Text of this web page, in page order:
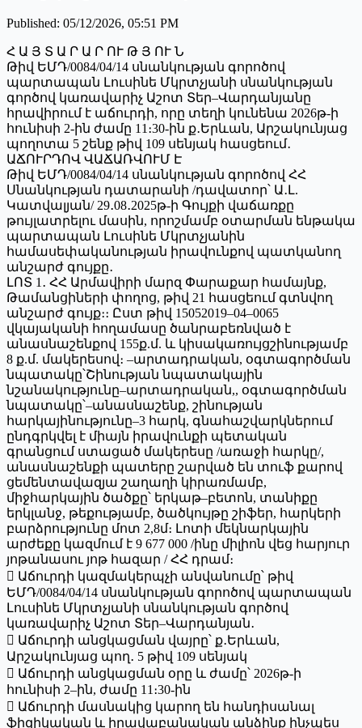
Published: 05/12/2026, 05:51 PM
Հ Ա Յ Տ Ա Ր Ա Ր ՈՒ Թ Յ ՈՒ Ն
Թիվ ԵՄԴ/0084/04/14 սնանկության գորոծով
պարտապան Լուսինե Մկրտչյանի սնանկության
գործով կառավարիչ Աշոտ Տեր–Վարդանյանը
հրավիրում է աճուրդի, որը տեղի կունենա 2026թ-ի
հունիսի 2-ին ժամը 11։30-ին ք․Երևան, Արշակունյաց
պողոտա 5 շենք թիվ 109 սենյակ հասցեում․
ԱՃՈՒՐԴՈՎ ՎԱՃԱՌՎՈՒՄ Է
Թիվ ԵՄԴ/0084/04/14 սնանկության գորոծով ՀՀ
Սնանկության դատարանի /դավատոր՝ Ա․Լ.
Կատվալյան/ 29․08․2025թ-ի Գույքի վաճառքը
թույլատրելու մասին, որոշմամբ օտարման ենթակա
պարտապան Լուսինե Մկրտչյանին
համասեփականության իրավունքով պատկանող
անշարժ գույքը․
ԼՈՏ 1․ ՀՀ Արմավիրի մարզ Փարաքար համայնք,
Թամանցիների փողոց, թիվ 21 հասցեում գտնվող
անշարժ գույք։։ Ըստ թիվ 15052019–04–0065
վկայականի հողամասը ծանրաբեռնված է
անասնաշենքով 155ք.մ. և կիսակառույցշինությամբ
8 ք.մ. մակերեսով։ –արտադրական, օգտագործման
նպատակը՝Շինության նպատակային
նշանակությունը–արտադրական,, օգտագործման
նպատակը՝–անասնաշենք, շինության
հարկայինությունը–3 հարկ, գնահաշվարկներում
ընդգրկվել է միայն իրավունքի պետական
գրանցում ստացած մակերեսը /առաջի հարկը/,
անասնաշենքի պատերը շարված են տուֆ քարով
ցեմենտավազյա շաղաղի կիրառմամբ,
միջհարկային ծածքը՝ երկաթ–բետոն, տանիքը
երկլանջ, թեքությամբ, ծածկույթը շիֆեր, հարկերի
բարձրությունը մոտ 2,8մ։ Լոտի մեկնարկային
արժեքը կազմում է 9 677 000 /ինը միլիոն վեց հարյուր
յոթանասու յոթ հազար / ՀՀ դրամ։
 Աճուրդի կազմակերպչի անվանումը՝ թիվ
ԵՄԴ/0084/04/14 սնանկության գորոծով պարտապան
Լուսինե Մկրտչյանի սնանկության գործով
կառավարիչ Աշոտ Տեր–Վարդանյան․
 Աճուրդի անցկացման վայրը՝ ք․Երևան,
Արշակունյաց պող․ 5 թիվ 109 սենյակ
 Աճուրդի անցկացման օրը և ժամը՝ 2026թ-ի
հունիսի 2–ին, ժամը 11։30-ին
 Աճուրդի մասնակից կարող են հանդիսանալ
ֆիզիկական և իրավաբանական անձինք ինչպես